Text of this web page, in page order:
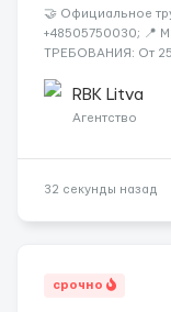
🤝 Официальное
+48505750030; 📍
ТРЕБОВАНИЯ: От 25
Мужчины (25-55
ГРАФИК РАБОТЫ...
RBK Litva
Агентство
32 секунды назад
срочно